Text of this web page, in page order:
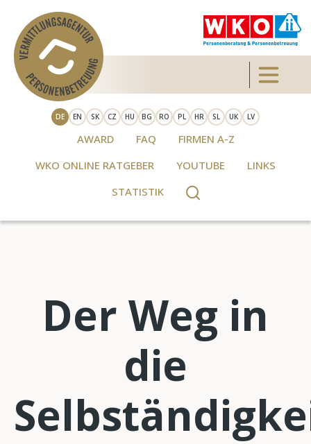
Direkt zum Inhalt Toggle
DE EN SK CZ HU BG RO PL HR SL UK LV
AWARD FAQ
FIRMEN A-Z
WKO ONLINE RATGEBER
YOUTUBE
LINKS
STATISTIK
Der Weg in
die